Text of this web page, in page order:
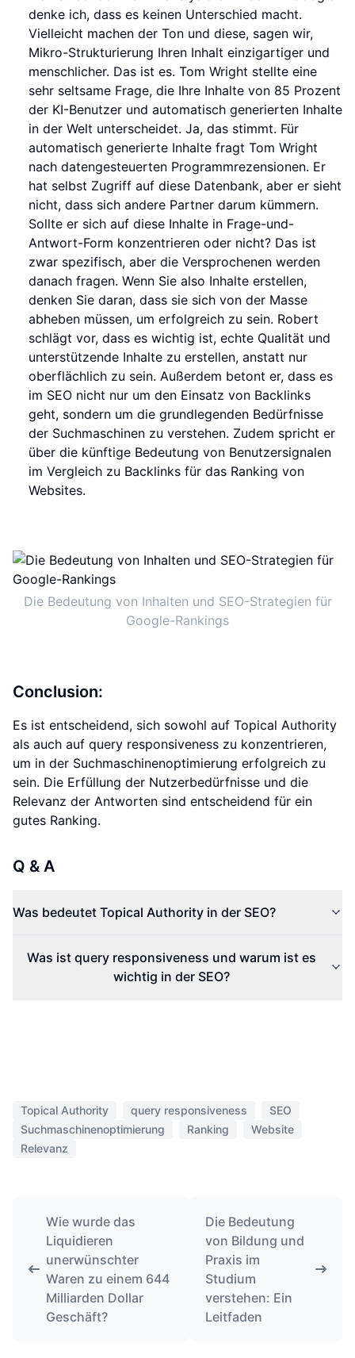
denke ich, dass es keinen Unterschied macht.
Vielleicht machen der Ton und diese, sagen wir,
Mikro-Strukturierung Ihren Inhalt einzigartiger und
menschlicher. Das ist es. Tom Wright stellte eine
sehr seltsame Frage, die Ihre Inhalte von 85 Prozent
der KI-Benutzer und automatisch generierten Inhalte
in der Welt unterscheidet. Ja, das stimmt. Für
automatisch generierte Inhalte fragt Tom Wright
nach datengesteuerten Programmrezensionen. Er
hat selbst Zugriff auf diese Datenbank, aber er sieht
nicht, dass sich andere Partner darum kümmern.
Sollte er sich auf diese Inhalte in Frage-und-
Antwort-Form konzentrieren oder nicht? Das ist
zwar spezifisch, aber die Versprochenen werden
danach fragen. Wenn Sie also Inhalte erstellen,
denken Sie daran, dass sie sich von der Masse
abheben müssen, um erfolgreich zu sein. Robert
schlägt vor, dass es wichtig ist, echte Qualität und
unterstützende Inhalte zu erstellen, anstatt nur
oberflächlich zu sein. Außerdem betont er, dass es
im SEO nicht nur um den Einsatz von Backlinks
geht, sondern um die grundlegenden Bedürfnisse
der Suchmaschinen zu verstehen. Zudem spricht er
über die künftige Bedeutung von Benutzersignalen
im Vergleich zu Backlinks für das Ranking von
Websites.
Die Bedeutung von Inhalten und SEO-Strategien für
Google-Rankings
Conclusion:
Es ist entscheidend, sich sowohl auf Topical Authority
als auch auf query responsiveness zu konzentrieren,
um in der Suchmaschinenoptimierung erfolgreich zu
sein. Die Erfüllung der Nutzerbedürfnisse und die
Relevanz der Antworten sind entscheidend für ein
gutes Ranking.
Q & A
Was bedeutet Topical Authority in der SEO?
Was ist query responsiveness und warum ist es
wichtig in der SEO?
Topical Authority query responsiveness
SEO
Suchmaschinenoptimierung
Ranking
Website
Relevanz
Wie wurde das
Liquidieren
unerwünschter
Waren zu einem 644
Milliarden Dollar
Geschäft?
Die Bedeutung
von Bildung und
Praxis im
Studium
verstehen: Ein
Leitfaden